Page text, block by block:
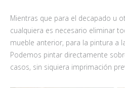
Mientras que para el decapado u
cualquiera es necesario eliminar
mueble anterior, para la pintura a
Podemos pintar directamente
casos, sin siquiera imprimación